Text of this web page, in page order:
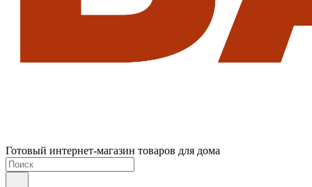
Готовый интернет-магазин товаров для дома